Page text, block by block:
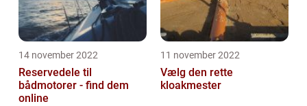
14 november 2022
Reservedele til
bådmotorer - find dem
online
11 november 2022
Vælg den rette
kloakmester